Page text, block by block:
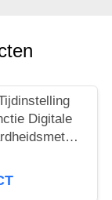
Digitale